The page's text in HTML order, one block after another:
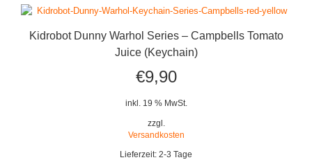
Kidrobot Dunny Warhol Series – Campbells Tomato
Juice (Keychain)
€9,90
inkl. 19 % MwSt.
zzgl.
Versandkosten
Lieferzeit: 2-3 Tage